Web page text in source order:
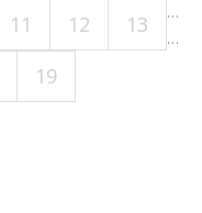
…
11 12
13
19
…